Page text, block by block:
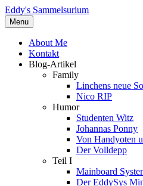
Eddy's Sammelsurium
Menu
About Me
Kontakt
Blog-Artikel
Family
Linchens neue
Nico RIP
Humor
Studenten Witz
Johannas Ponny
Von Handyoten
Der Volldepp
Teil I
Mainboard
Der EddySys